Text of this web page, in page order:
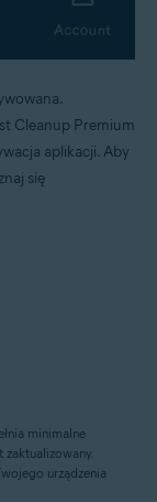
Cleanup Premium
aplikacji. Aby
się
minimalne
urządzenia